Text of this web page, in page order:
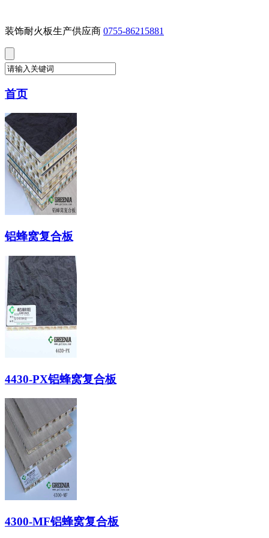
装饰耐火板生产供应商 0755-86215881
首页
铝蜂窝复合板
4430-PX铝蜂窝复合板
4300-MF铝蜂窝复合板